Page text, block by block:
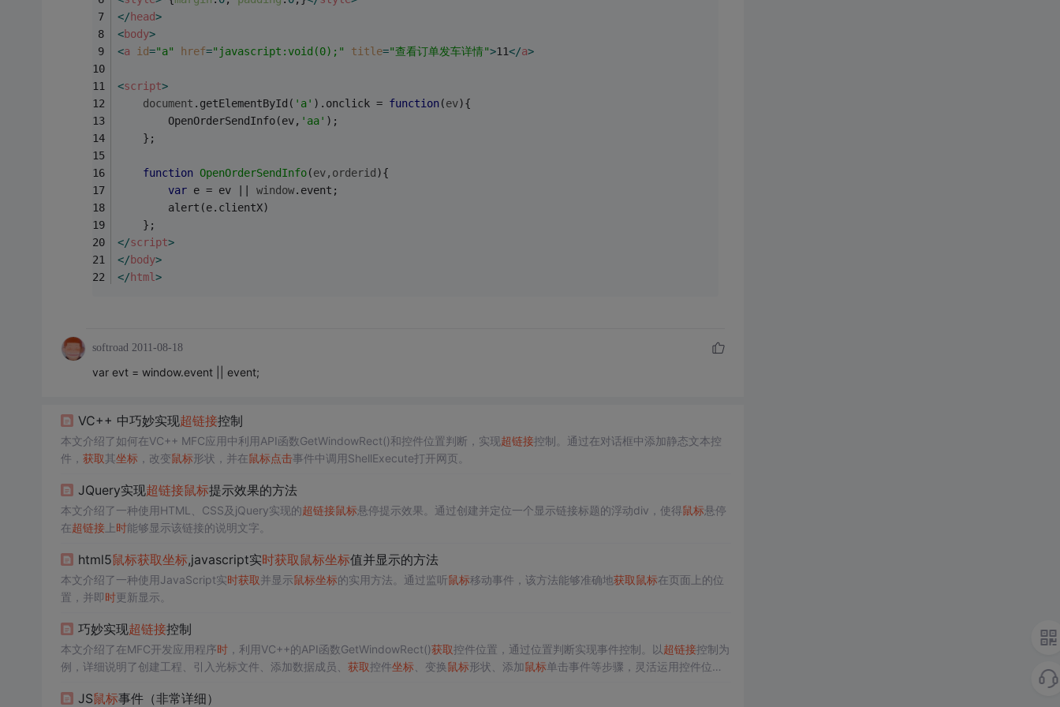
</head>
<body>
<a id="a" href="javascript:void(0);" title="查看订单发车详情">11</a>
<script>
document .getElementById( 'a' ).onclick = function(ev){
		OpenOrderSendInfo(ev,
'aa' );
	};
function OpenOrderSendInfo(ev,orderid ){
var e = ev || window.event;
		alert(e.clientX)
	};
</script>
</body>
</html >
softroad 2011-08-18
var evt = window.event || event;
VC++ 中巧妙实现超链接控制
本文介绍了如何在VC++ MFC应用中利用API函数GetWindowRect()和控件位置判断，实现超链接控制。通过在对话框中添加静态文本控
件， 获取其坐标 ，改变鼠标形状，并在鼠标点击事件中调用ShellExecute打开网页。
JQuery实现超链接鼠标提示效果的方法
本文介绍了一种使用HTML、CSS及jQuery实现的超链接鼠标悬停提示效果。通过创建并定位一个显示链接标题的浮动div，使得鼠标悬停
在超链接上时能够显示该链接的说明文字。
html5鼠标获取坐标,javascript实时获取鼠标坐标值并显示的方法
本文介绍了一种使用JavaScript实时获取 并显示鼠标坐标的实用方法。通过监听鼠标移动事件，该方法能够准确地获取鼠标在页面上的位
置，并即时更新显示。
巧妙实现超链接控制
本文介绍了在MFC开发应用程序时，利用VC++的API函数GetWindowRect()获取控件位置，通过位置判断实现事件控制。以超链接控制为
例，详细说明了创建工程、引入光标文件、添加数据成员、 获取控件坐标 、变换鼠标形状、添加鼠标单击事件等步骤，灵活运用控件位置
JS鼠标事件（非常详细）